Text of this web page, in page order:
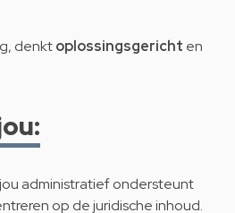
denktoplossingsgericht en
administratief ondersteunt
op de juridische inhoud.